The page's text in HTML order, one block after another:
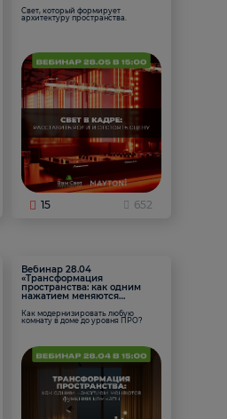
Свет, который формирует
архитектуру пространства.
15 652
Вебинар 28.04
«Трансформация
пространства: как одним
нажатием меняются
Как модернизировать любую
комнату в доме до уровня ПРО?